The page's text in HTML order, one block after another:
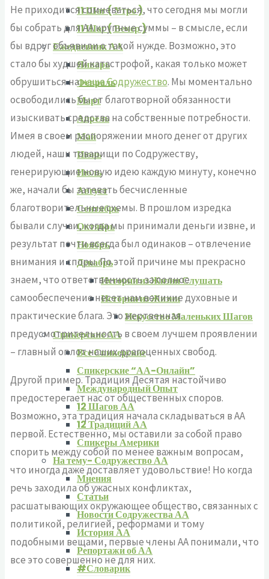
11 Шаг ( Утро )
11 Шаг ( Вечер )
Ежедневник АА
Январь
Февраль
Март
Апрель
Май
Июнь
Июль
Август
Сентябрь
Октябрь
Ноябрь
Декабрь
Истории из Жизни Слушать
Истории из Жизни
Искусство Маленьких Шагов
Спикерские АА
Все Спикерские
Спикерские “АА-Онлайн”
Международный Опыт
12 Шагов АА
12 Традиций АА
Спикеры Америки
На тему- Содружество АА
Мнения
Статьи
Новости Содружества АА
История АА
Репортажи об АА
#Словарик
Не приходится сомневаться, что сегодня мы могли
бы собрать для АА крупные суммы – в смысле, если
бы вдруг объявили о такой нужде. Возможно, это
стало бы худшей катастрофой, какая только может
обрушиться нанаше Содружество. Мы моментально
освободились бы от благотворной обязанности
изыскивать средства на собственные потребности.
Имея в своем распоряжении много денег от других
людей, наши товарищи по Содружеству,
генерирующие новую идею каждую минуту, конечно
же, начали бы затевать бесчисленные
благотворительные схемы. В прошлом изредка
бывали случаи, когда мы принимали деньги извне, и
результат почти всегда был одинаков – отвлечение
внимания и споры. По этой причине мы прекрасно
знаем, что ответственность за полное
самообеспечение несет нам великие духовные и
практические блага. Это жертвенная
предусмотрительность в своем лучшем проявлении
– главный оплот наших драгоценных свобод.
Другой пример. Традиция Десятая настойчиво
предостерегает нас от общественных споров.
Возможно, эта традиция начала складываться в АА
первой. Естественно, мы оставили за собой право
спорить между собой по менее важным вопросам,
что иногда даже доставляет удовольствие! Но когда
речь заходила об ужасных конфликтах,
расшатывающих окружающее общество, связанных с
политикой, религией, реформами и тому
подобными вещами, первые члены АА понимали, что
все это совершенно не для них.